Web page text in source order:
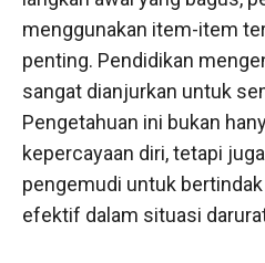
menggunakan item-item
penting. Pendidikan
sangat dianjurkan untuk
Pengetahuan ini bukan
kepercayaan diri, tetapi
pengemudi untuk
efektif dalam situasi